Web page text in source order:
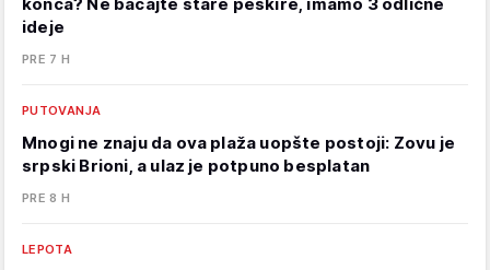
ideje
PRE 7 H
PUTOVANJA
Mnogi ne znaju da ova plaža uopšte postoji: Zovu je
srpski Brioni, a ulaz je potpuno besplatan
PRE 8 H
LEPOTA